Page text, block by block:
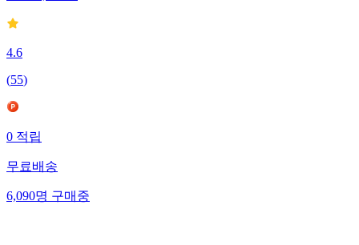
4.6
(55)
0 적립
무료배송
6,090명 구매중